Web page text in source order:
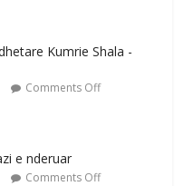
Kumrie Shala -
Comments Off
e nderuar
Comments Off